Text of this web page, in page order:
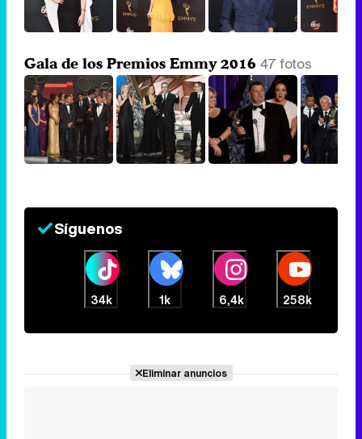
Gala de los Premios Emmy 2016 47 fotos
Síguenos
34k 1k 6,4k 258k
Eliminar anuncios